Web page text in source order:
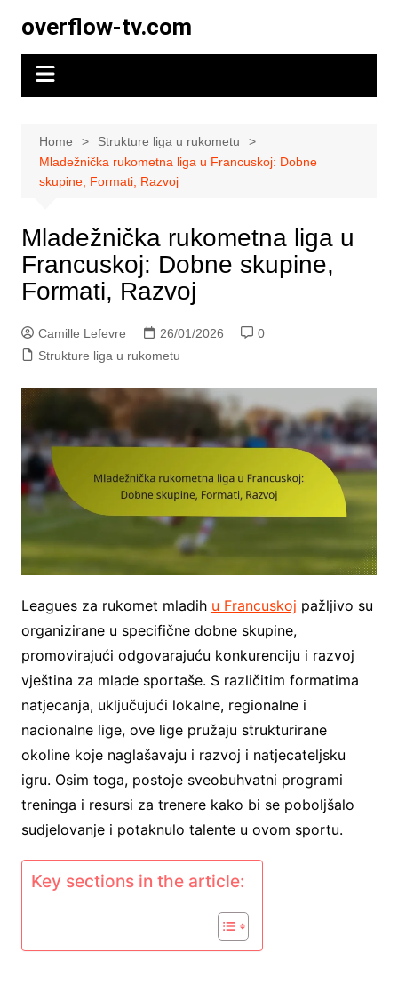
content
overflow-tv.com
Home
Strukture liga u rukometu
Mladežnička rukometna liga u Francuskoj: Dobne
skupine, Formati, Razvoj
Mladežnička rukometna liga u
Francuskoj: Dobne skupine,
Formati, Razvoj
Camille Lefevre 26/01/2026
0
Strukture liga u rukometu
Leagues za rukomet mladih u Francuskoj pažljivo su
organizirane u specifične dobne skupine,
promovirajući odgovarajuću konkurenciju i razvoj
vještina za mlade sportaše. S različitim formatima
natjecanja, uključujući lokalne, regionalne i
nacionalne lige, ove lige pružaju strukturirane
okoline koje naglašavaju i razvoj i natjecateljsku
igru. Osim toga, postoje sveobuhvatni programi
treninga i resursi za trenere kako bi se poboljšalo
sudjelovanje i potaknulo talente u ovom sportu.
Key sections in the article: